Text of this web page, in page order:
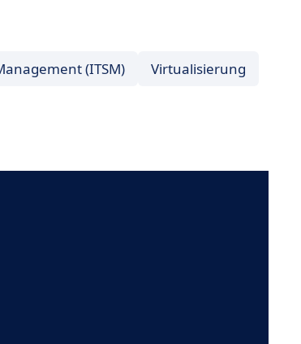
(ITSM)
Virtualisierung